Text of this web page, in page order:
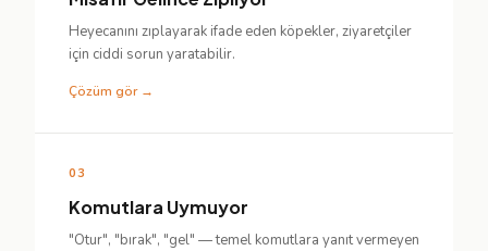
Heyecanını zıplayarak ifade eden köpekler, ziyaretçiler
için ciddi sorun yaratabilir.
Çözüm gör →
03
Komutlara Uymuyor
"Otur", "bırak", "gel" — temel komutlara yanıt vermeyen